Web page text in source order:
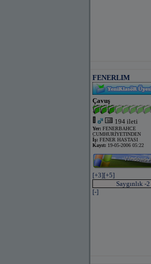
FENERLIM
Çavuş
194 ileti
Yer: FENERBAHCE
CUMHURİYETINDEN
İş: FENER HASTASI
Kayıt: 19-05-2006 05:22
[+3][+5]
Saygınlık -2
[-]